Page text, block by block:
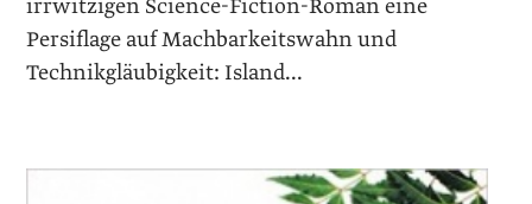
irrwitzigen Science-Fiction-Roman eine
Persiflage auf Machbarkeitswahn und
Technikgläubigkeit: Island...